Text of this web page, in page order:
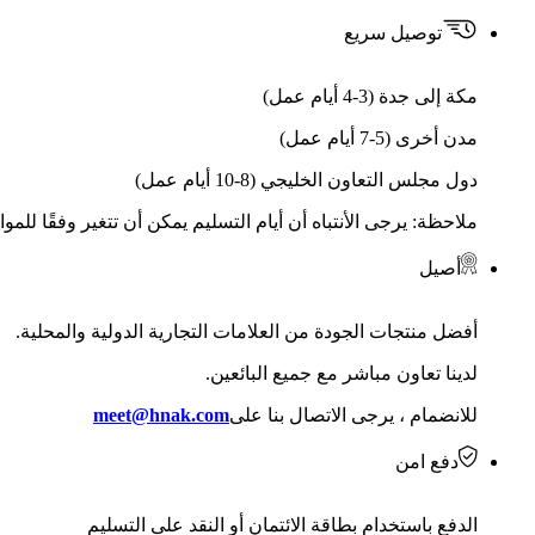
توصيل سريع
مكة إلى جدة (3-4 أيام عمل)
مدن أخرى (5-7 أيام عمل)
دول مجلس التعاون الخليجي (8-10 أيام عمل)
ملاحظة: يرجى الأنتباه أن أيام التسليم يمكن أن تتغير وفقًا
أصيل
أفضل منتجات الجودة من العلامات التجارية الدولية والمحلية.
لدينا تعاون مباشر مع جميع البائعين.
للانضمام ، يرجى الاتصال بنا علىmeet@hnak.com
دفع امن
الدفع باستخدام بطاقة الائتمان أو النقد على التسليم